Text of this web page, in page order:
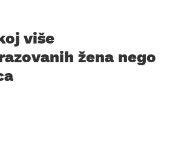
više
žena nego